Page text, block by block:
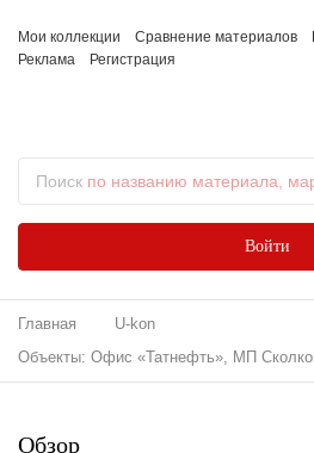
Мои коллекции Сравнение материалов
Реклама
Регистрация
Поиск по названию материала,
Войти
Главная
U-kon
Объекты: Офис «Татнефть», МП
Обзор